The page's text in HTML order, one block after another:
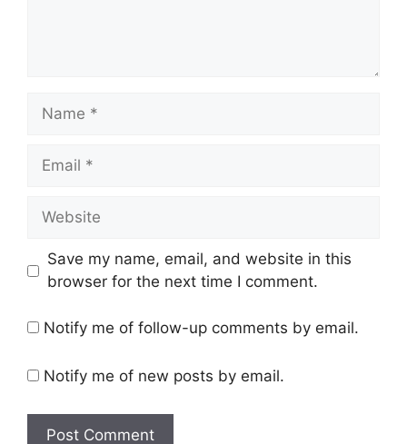
Name
Email
Website
Save my name, email, and website in this
browser for the next time I comment.
Notify me of follow-up comments by email.
Notify me of new posts by email.